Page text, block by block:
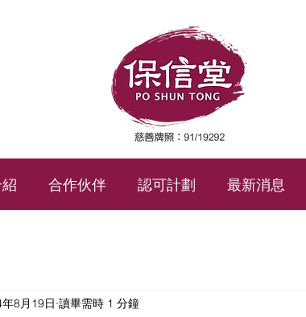
合作伙伴 認可計劃 最新消息
8月19日 讀畢需時 1 分鐘